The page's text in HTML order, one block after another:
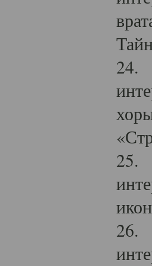
24.
25.
26.